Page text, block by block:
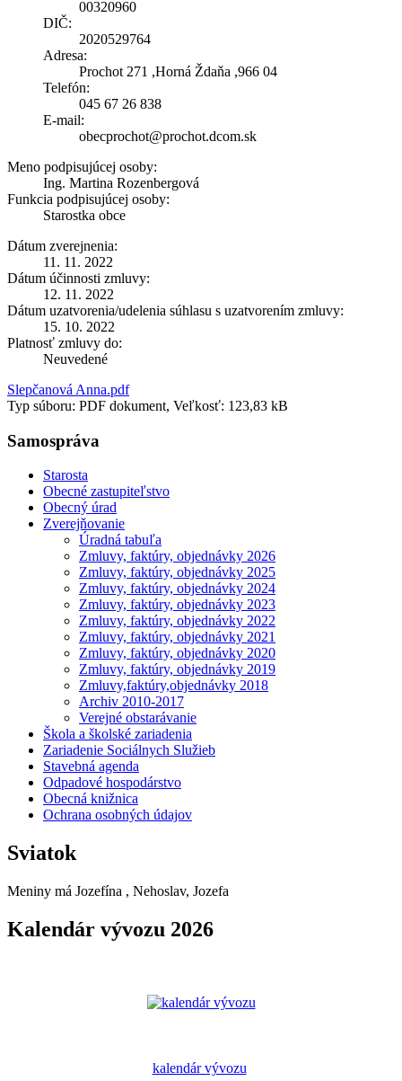
00320960
DIČ:
2020529764
Adresa:
Prochot 271 ,Horná Ždaňa ,966 04
Telefón:
045 67 26 838
E-mail:
obecprochot@prochot.dcom.sk
Meno podpisujúcej osoby:
Ing. Martina Rozenbergová
Funkcia podpisujúcej osoby:
Starostka obce
Dátum zverejnenia:
11. 11. 2022
Dátum účinnosti zmluvy:
12. 11. 2022
Dátum uzatvorenia/udelenia súhlasu s uzatvorením zmluvy:
15. 10. 2022
Platnosť zmluvy do:
Neuvedené
Slepčanová Anna.pdf
Typ súboru: PDF dokument, Veľkosť: 123,83 kB
Samospráva
Starosta
Obecné zastupiteľstvo
Obecný úrad
Zverejňovanie
Úradná tabuľa
Zmluvy, faktúry, objednávky 2026
Zmluvy, faktúry, objednávky 2025
Zmluvy, faktúry, objednávky 2024
Zmluvy, faktúry, objednávky 2023
Zmluvy, faktúry, objednávky 2022
Zmluvy, faktúry, objednávky 2021
Zmluvy, faktúry, objednávky 2020
Zmluvy, faktúry, objednávky 2019
Zmluvy,faktúry,objednávky 2018
Archiv 2010-2017
Verejné obstarávanie
Škola a školské zariadenia
Zariadenie Sociálnych Služieb
Stavebná agenda
Odpadové hospodárstvo
Obecná knižnica
Ochrana osobných údajov
Sviatok
Meniny má Jozefína , Nehoslav, Jozefa
Kalendár vývozu 2026
kalendár vývozu